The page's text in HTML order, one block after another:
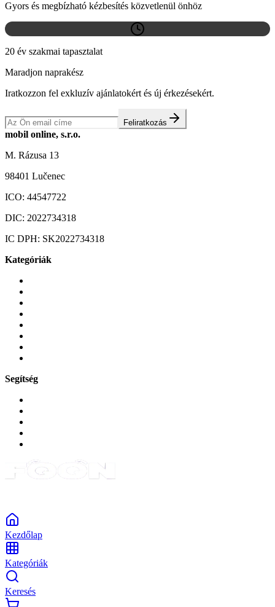
Gyors és megbízható kézbesítés közvetlenül önhöz
20 év szakmai tapasztalat
Maradjon naprakész
Iratkozzon fel exkluzív ajánlatokért és új érkezésekért.
Feliratkozás
mobil online, s.r.o.
M. Rázusa 13
98401 Lučenec
ICO: 44547722
DIC: 2022734318
IC DPH: SK2022734318
Kategóriák
Segítség
Kezdőlap
Kategóriák
Keresés